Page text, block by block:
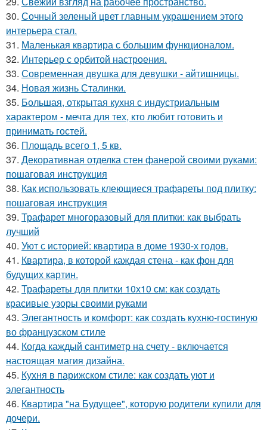
30. Сочный зеленый цвет главным украшением этого
интерьера стал.
31. Маленькая квартира с большим функционалом.
32. Интерьер с орбитой настроения.
33. Современная двушка для девушки - айтишницы.
34. Новая жизнь Сталинки.
35. Большая, открытая кухня с индустриальным
характером - мечта для тех, кто любит готовить и
принимать гостей.
36. Площадь всего 1, 5 кв.
37. Декоративная отделка стен фанерой своими руками:
пошаговая инструкция
38. Как использовать клеющиеся трафареты под плитку:
пошаговая инструкция
39. Трафарет многоразовый для плитки: как выбрать
лучший
40. Уют с историей: квартира в доме 1930-х годов.
41. Квартира, в которой каждая стена - как фон для
будущих картин.
42. Трафареты для плитки 10х10 см: как создать
красивые узоры своими руками
43. Элегантность и комфорт: как создать кухню-гостиную
во французском стиле
44. Когда каждый сантиметр на счету - включается
настоящая магия дизайна.
45. Кухня в парижском стиле: как создать уют и
элегантность
46. Квартира "на Будущее", которую родители купили для
дочери.